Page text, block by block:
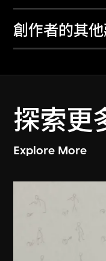
創作者的其
探索更
Explore More